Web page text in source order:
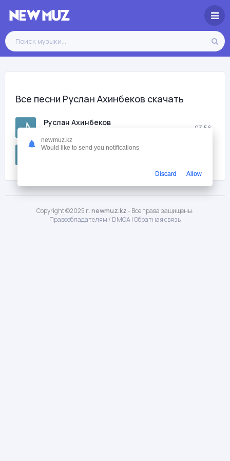
Все песни Руслан Ахинбеков скачать
Руслан Ахинбеков
03:56
Руслан Ахинбеков
Copyright ©2025 г.newmuz.kz- Все права защищены.
Правообладателям / DMCA |Обратная связь
newmuz.kz
Would like to send you notifications
Discard Allow